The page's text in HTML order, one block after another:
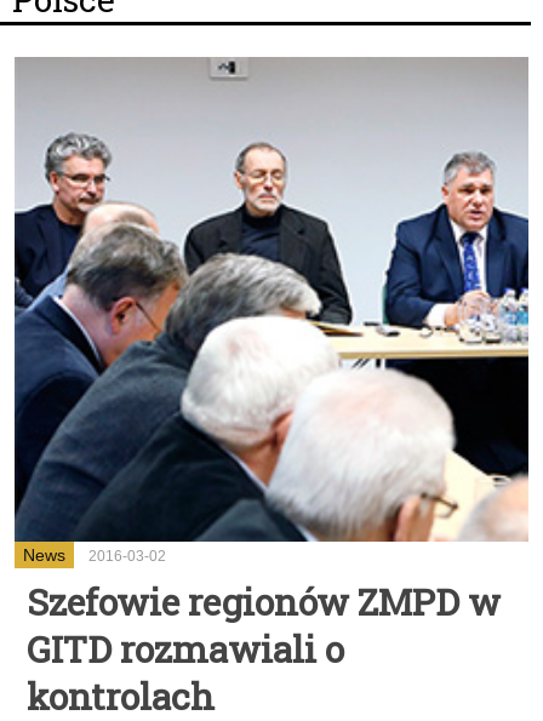
News 2016-03-02
Szefowie regionów ZMPD w
GITD rozmawiali o
kontrolach